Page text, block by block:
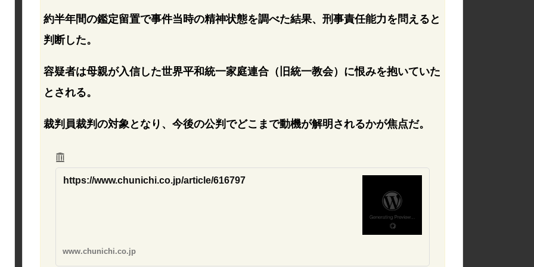
約半年間の鑑定留置で事件当時の精神状態を調べた結果、刑事責任能力を問えると
判断した。
容疑者は母親が入信した世界平和統一家庭連合（旧統一教会）に恨みを抱いていた
とされる。
裁判員裁判の対象となり、今後の公判でどこまで動機が解明されるかが焦点だ。
https://www.chunichi.co.jp/article/616797
www.chunichi.co.jp